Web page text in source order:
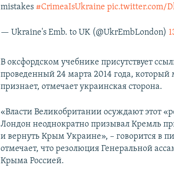
mistakes #CrimeaIsUkraine pic.twitter.com/
— Ukraine's Emb. to UK (@UkrEmbLondon)
В оксфордском учебнике присутствует
проведенный 24 марта 2014 года,
признает, отмечает украинская сторона.
«Власти Великобритании осуждают этот
Лондон неоднократно призывал Кремль
и вернуть Крым Украине», – говорится в
отмечает, что резолюция Генеральной
Крыма Россией.